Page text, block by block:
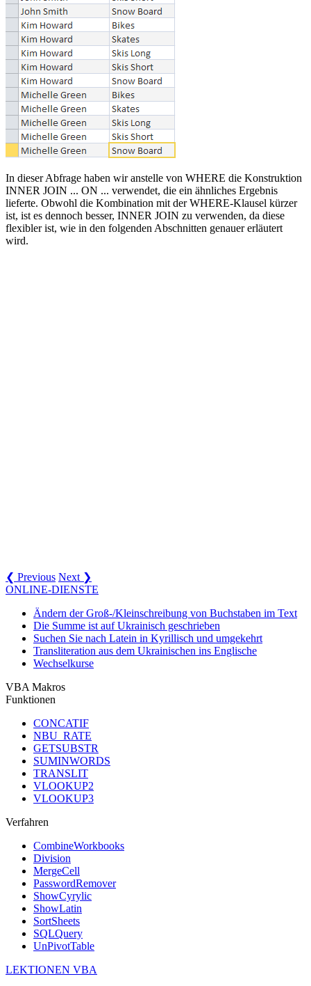
In dieser Abfrage haben wir anstelle von WHERE die Konstruktion
INNER JOIN ... ON ... verwendet, die ein ähnliches Ergebnis
lieferte. Obwohl die Kombination mit der WHERE-Klausel kürzer
ist, ist es dennoch besser, INNER JOIN zu verwenden, da diese
flexibler ist, wie in den folgenden Abschnitten genauer erläutert
wird.
❮ Previous Next ❯
ONLINE-DIENSTE
Ändern der Groß-/Kleinschreibung von Buchstaben im Text
Die Summe ist auf Ukrainisch geschrieben
Suchen Sie nach Latein in Kyrillisch und umgekehrt
Transliteration aus dem Ukrainischen ins Englische
Wechselkurse
VBA Makros
Funktionen
CONCATIF
NBU_RATE
GETSUBSTR
SUMINWORDS
TRANSLIT
VLOOKUP2
VLOOKUP3
Verfahren
CombineWorkbooks
Division
MergeCell
PasswordRemover
ShowCyrylic
ShowLatin
SortSheets
SQLQuery
UnPivotTable
LEKTIONEN VBA